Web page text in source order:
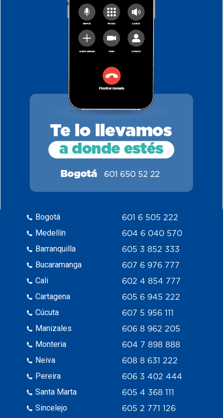
Bogotá
Medellín
Barranquilla
Bucaramanga
Cali
Cartagena
Cúcuta
Manizales
Monteria
Neiva
Pereira
Santa Marta
Sincelejo
601 6 505 222
604 6 040 570
605 3 852 333
607 6 976 777
602 4 854 777
605 6 945 222
607 5 956 111
606 8 962 205
604 7 898 888
608 8 631 222
606 3 402 444
605 4 368 111
605 2 771 126